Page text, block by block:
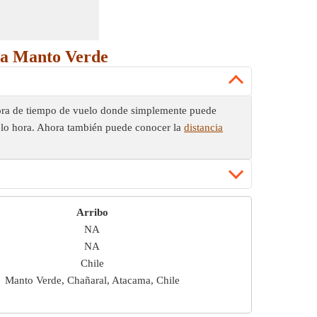
Manto Verde
de tiempo de vuelo donde simplemente puede
hora. Ahora también puede conocer la distancia
Arribo
NA
NA
Chile
Manto Verde, Chañaral, Atacama, Chile